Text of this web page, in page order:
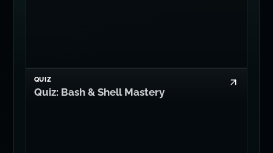
QUIZ
Quiz: Bash & Shell Mastery